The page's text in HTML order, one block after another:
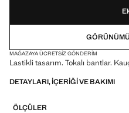
MAĞAZAYA ÜCRETSIZ GÖNDERIM
Lastikli tasarım. Tokalı bantlar.
DETAYLARI, IÇERIĞI VE BAKIMI
ÖLÇÜLER